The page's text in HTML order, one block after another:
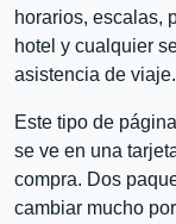
horarios, escalas,
hotel y cualquier
asistencia de viaje.
Este tipo de
se ve en una
compra. Dos
cambiar mucho